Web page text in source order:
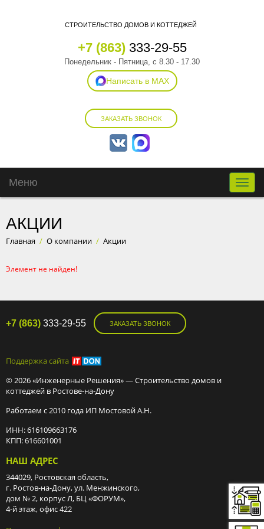
СТРОИТЕЛЬСТВО ДОМОВ И КОТТЕДЖЕЙ
+7 (863)333-29-55
Понедельник - Пятница, с 8.30 - 17.30
Написать в MAX
ЗАКАЗАТЬ ЗВОНОК
Toggle
Меню
АКЦИИ
Главная / О компании / Акции
Элемент не найден!
+7 (863) 333-29-55 ЗАКАЗАТЬ ЗВОНОК
Поддержка сайта
© 2026 «Инженерные Решения» — Строительство домов и
коттеджей в Ростове-на-Дону
Работаем с 2010 года ИП Мостовой А.Н.
ИНН: 616109663176
КПП: 616601001
НАШ АДРЕС
344029, Ростовская область,
г. Ростов-на-Дону, ул. Менжинского,
дом № 2, корпус Л, БЦ «ФОРУМ»,
4-й этаж, офис 422